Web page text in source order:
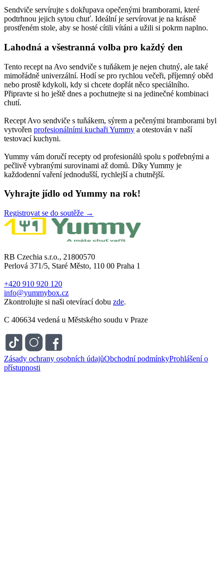
Sendviče servírujte s dokřupava opečenými bramborami, které
podtrhnou jejich sytou chuť. Ideální je servírovat je na krásně
prostřeném stole, aby se hosté cítili vítáni a užili si pokrm naplno.
Lahodná a všestranná volba pro každý den
Tento recept na Avo sendviče s tuňákem je nejen chutný, ale také
mimořádně univerzální. Hodí se pro rychlou večeři, příjemný oběd
nebo prostě kdykoli, kdy si chcete dopřát něco speciálního.
Připravte si ho ještě dnes a pochutnejte si na jedinečné kombinaci
chutí.
Recept Avo sendviče s tuňákem, sýrem a pečenými bramborami byl
vytvořen profesionálními kuchaři Yummy a otestován v naší
testovací kuchyni.
Yummy vám doručí recepty od profesionálů spolu s potřebnými a
pečlivě vybranými surovinami až domů. Díky Yummy je
každodenní vaření jednodušší, rychlejší a chutnější.
Vyhrajte jídlo od Yummy na rok!
Registrovat se do soutěže →
RB Czechia s.r.o., 21800570
Perlová 371/5, Staré Město, 110 00 Praha 1
+420 910 920 120
info@yummybox.cz
Zkontrolujte si naši otevírací dobu zde.
C 406634 vedená u Městského soudu v Praze
Zásady ochrany osobních údajůObchodní podmínkyProhlášení o
přístupnosti